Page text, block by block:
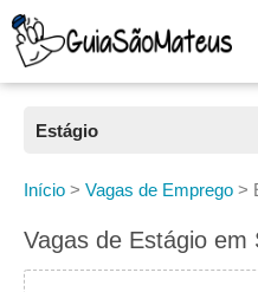
Estágio
Todas as Vagas
CLT
Início > Vagas de Emprego >
Vagas de Estágio em